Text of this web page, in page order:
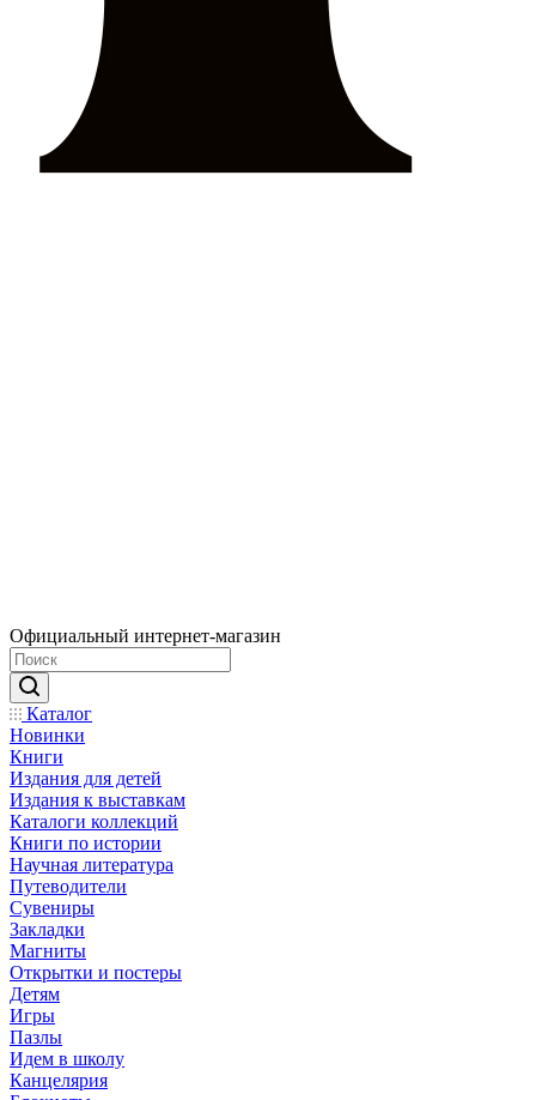
Официальный интернет-магазин
Каталог
Новинки
Книги
Издания для детей
Издания к выставкам
Каталоги коллекций
Книги по истории
Научная литература
Путеводители
Сувениры
Закладки
Магниты
Открытки и постеры
Детям
Игры
Пазлы
Идем в школу
Канцелярия